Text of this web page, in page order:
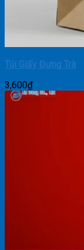
Túi Giấy Đựng Trà
3,600₫